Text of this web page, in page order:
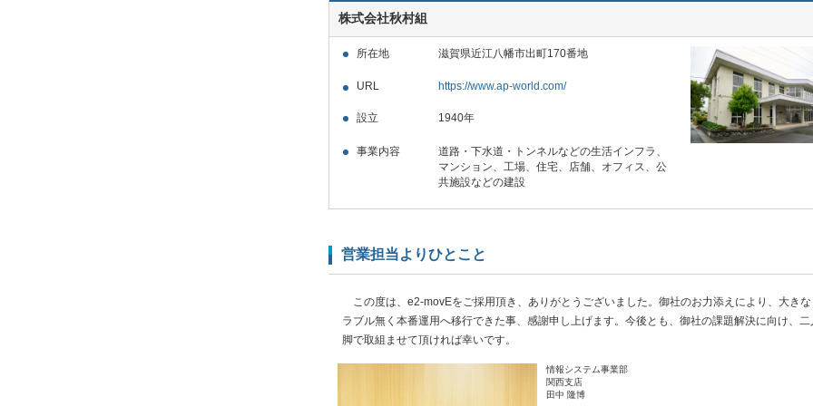
株式会社秋村組
所在地 滋賀県近江八幡市出町170番地
URL https://www.ap-world.com/
設立 1940年
事業内容
道路・下水道・トンネルなどの生活インフラ、
マンション、工場、住宅、店舗、オフィス、公
共施設などの建設
営業担当よりひとこと
この度は、e2-movEをご採用頂き、ありがとうございました。御社のお力添えにより、大きな
ラブル無く本番運用へ移行できた事、感謝申し上げます。今後とも、御社の課題解決に向け、二
脚で取組ませて頂ければ幸いです。
情報システム事業部
関西支店
田中 隆博